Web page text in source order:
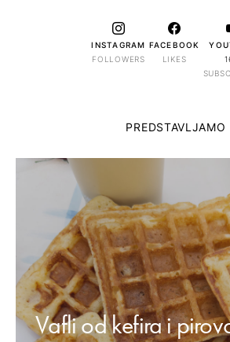
INSTAGRAM
FOLLOWERS
FACEBOOK
LIKES
PREDSTAVLJAMO
Vafli od kefira i